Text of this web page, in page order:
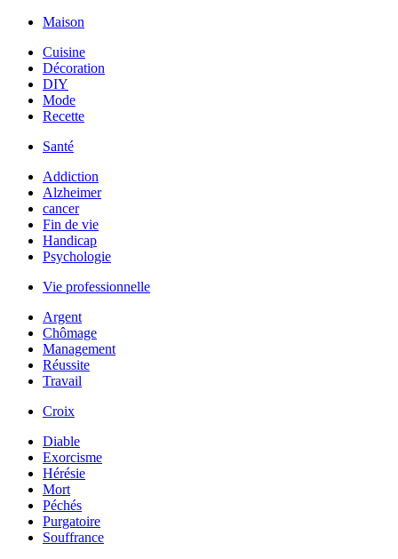
Maison
Cuisine
Décoration
DIY
Mode
Recette
Santé
Addiction
Alzheimer
cancer
Fin de vie
Handicap
Psychologie
Vie professionnelle
Argent
Chômage
Management
Réussite
Travail
Croix
Diable
Exorcisme
Hérésie
Mort
Péchés
Purgatoire
Souffrance